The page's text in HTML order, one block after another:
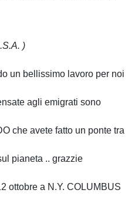
)
un bellissimo lavoro per noi
agli emigrati sono
che avete fatto un ponte tra
pianeta .. grazzie
ottobre a N.Y. COLUMBUS